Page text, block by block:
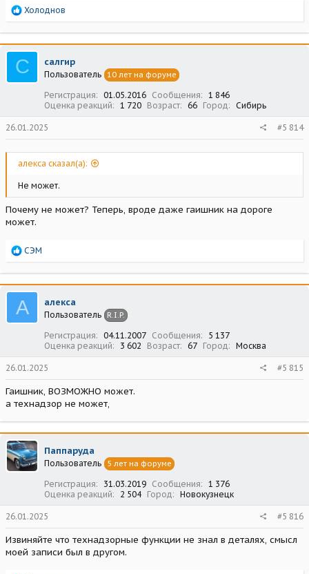
Р
а
к
ц
и
и
Холоднов
С салгир
Пользователь 10 лет на форуме
Регистрация 01.05.2016 Сообщения
1 846
Оценка реакций
1 720 Возраст 66 Город Сибирь
26.01.2025 #5 814
алекса сказал(а):
Не может.
Почему не может? Теперь, вроде даже гаишник на дороге
может.
Р
а
к
ц
и
и
СЭМ
А алекса
Пользователь R.I.P.
Регистрация 04.11.2007 Сообщения
5 137
Оценка реакций
3 602 Возраст 67 Город Москва
26.01.2025 #5 815
Гаишник, ВОЗМОЖНО может.
а технадзор не может,
Паппаруда
Пользователь 5 лет на форуме
Регистрация 31.03.2019 Сообщения
1 376
Оценка реакций
2 504 Город Новокузнецк
26.01.2025 #5 816
Извиняйте что технадзорные функции не знал в деталях, смысл
моей записи был в другом.